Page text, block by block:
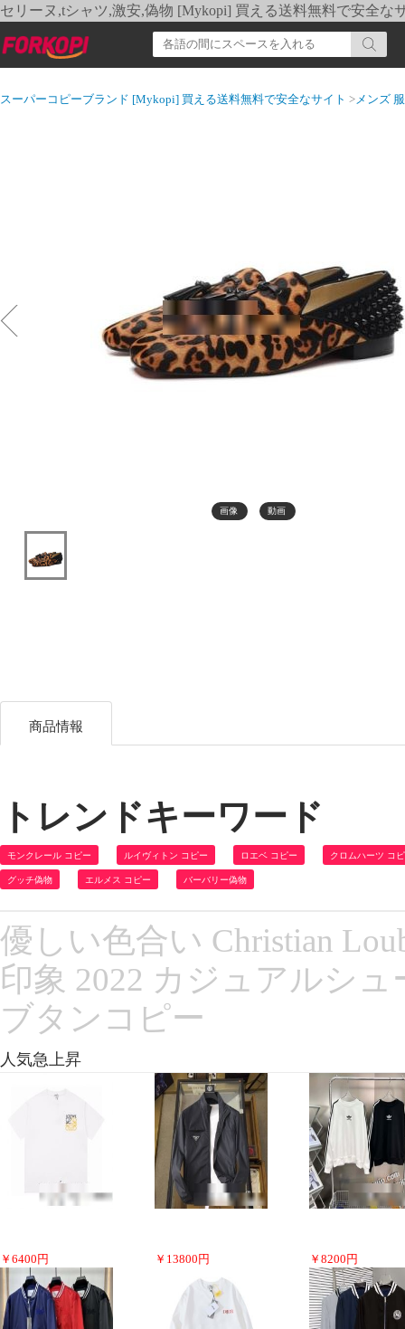
セリーヌ,tシャツ,激安,偽物 [Mykopi] 買える送料無料で安全な
スーパーコピーブランド [Mykopi] 買える送料無料で安全なサイト >メンズ 服
画像 動画
商品情報
トレンドキーワード
モンクレール コピー ルイヴィトン コピー ロエベ コピー クロムハーツ コ
グッチ偽物 エルメス コピー バーバリー偽物
優しい色合い Christian
印象 2022 カジュアルシ
ブタンコピー
人気急上昇
￥ 6400 円 ￥ 13800 円 ￥ 8200 円